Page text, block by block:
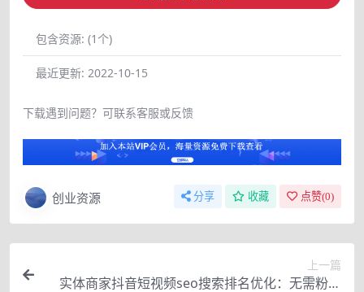
包含资源: (1个)
最近更新: 2022-10-15
下载遇到问题？可联系客服或反馈
创业资源 分享 收藏 点赞(0)
上一篇
实体商家抖音短视频seo搜索排名优化：无需粉丝